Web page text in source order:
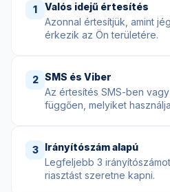
1
Valós idejű értesítés
Azonnal értesítjük, amint
érkezik az Ön területére.
2 SMS és Viber
Az értesítés SMS-ben
függően, melyiket
3
Irányítószám alapú
Legfeljebb 3
riasztást szeretne kapni.